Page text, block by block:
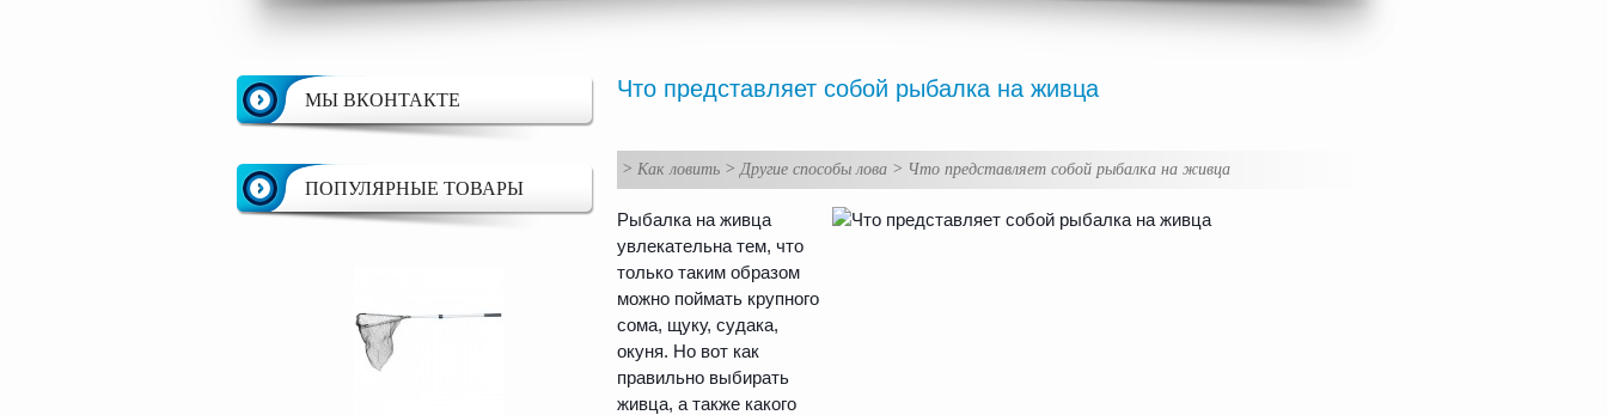
МЫ ВКОНТАКТЕ
ПОПУЛЯРНЫЕ ТОВАРЫ
Что представляет собой рыбалка на живца
> Как ловить > Другие способы лова > Что представляет собой рыбалка на живца
Рыбалка на живца
увлекательна тем, что
только таким образом
можно поймать крупного
сома, щуку, судака,
окуня. Но вот как
правильно выбирать
живца, а также какого